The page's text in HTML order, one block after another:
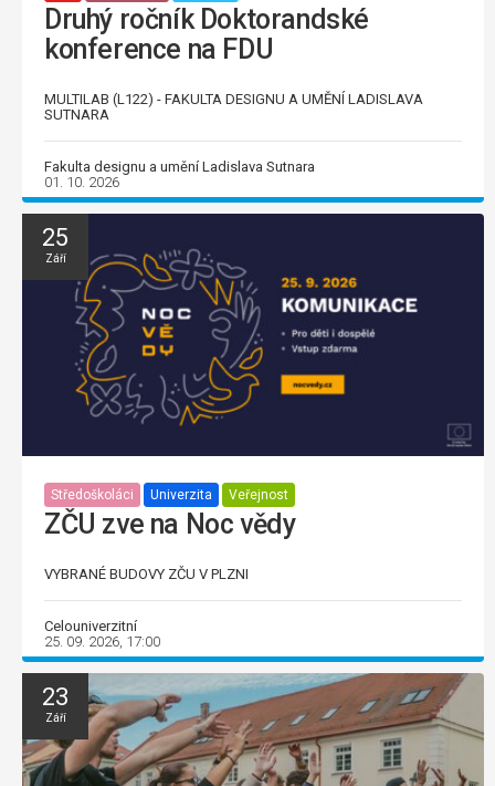
Druhý ročník Doktorandské
konference na FDU
MULTILAB (L122) - FAKULTA DESIGNU A UMĚNÍ LADISLAVA
SUTNARA
Fakulta designu a umění Ladislava Sutnara
01. 10. 2026
25
Září
Středoškoláci Univerzita Veřejnost
ZČU zve na Noc vědy
VYBRANÉ BUDOVY ZČU V PLZNI
Celouniverzitní
25. 09. 2026, 17:00
23
Září